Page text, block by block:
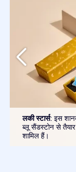
लकी स्टार्स: इस
ब्लू सैंडस्टोन से
शामिल हैं।